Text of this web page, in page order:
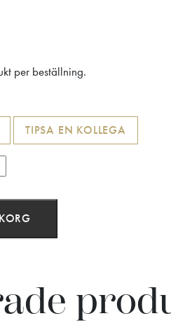
per beställning.
TIPSA EN KOLLEGA